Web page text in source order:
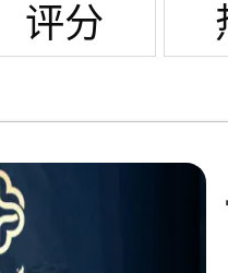
评分